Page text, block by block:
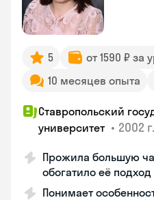
5
от 1590 ₽ за
10 месяцев опыта
Ставропольский
университет • 2002 г.
Прожила большую
обогатило её
Понимает